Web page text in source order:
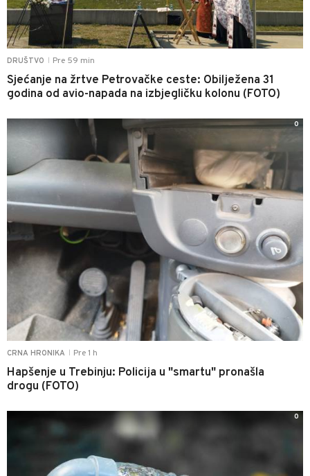
DRUŠTVO Pre 59 min
Sjećanje na žrtve Petrovačke ceste: Obilježena 31
godina od avio-napada na izbjegličku kolonu (FOTO)
CRNA HRONIKA Pre 1 h
Hapšenje u Trebinju: Policija u "smartu" pronašla
drogu (FOTO)
0
0